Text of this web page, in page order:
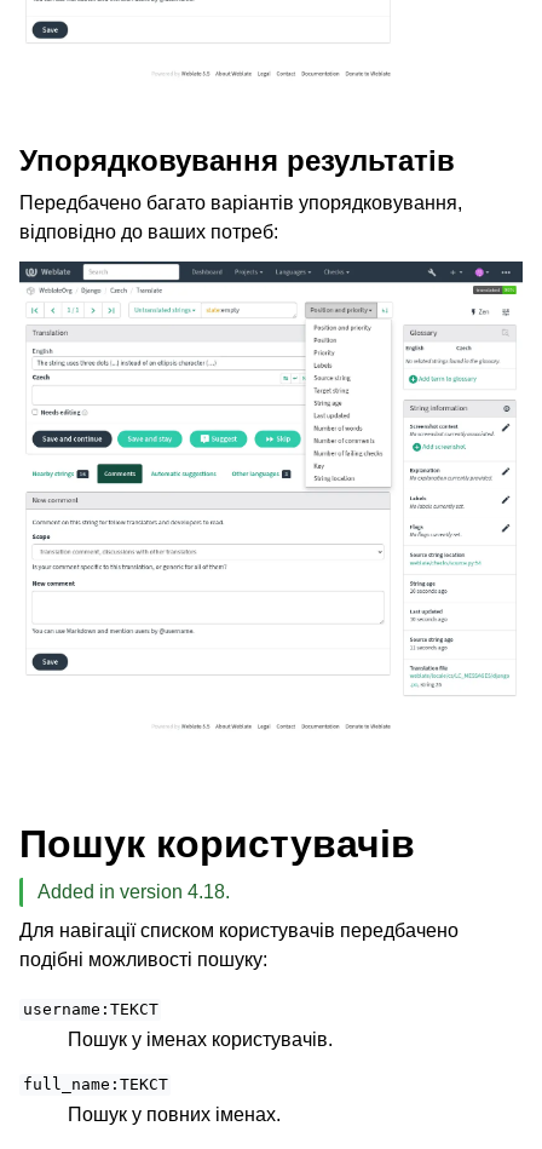
Упорядковування результатів
Передбачено багато варіантів упорядковування,
відповідно до ваших потреб:
Пошук користувачів
Added in version 4.18.
Для навігації списком користувачів передбачено
подібні можливості пошуку:
username:ТЕКСТ
Пошук у іменах користувачів.
full_name:ТЕКСТ
Пошук у повних іменах.